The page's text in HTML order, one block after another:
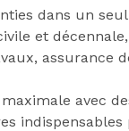
dans un
et
assurance
avec
indispensables